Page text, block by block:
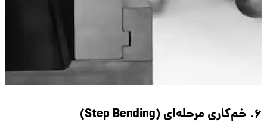
6. خم‌کاری مرحله‌ای (Step Bending)